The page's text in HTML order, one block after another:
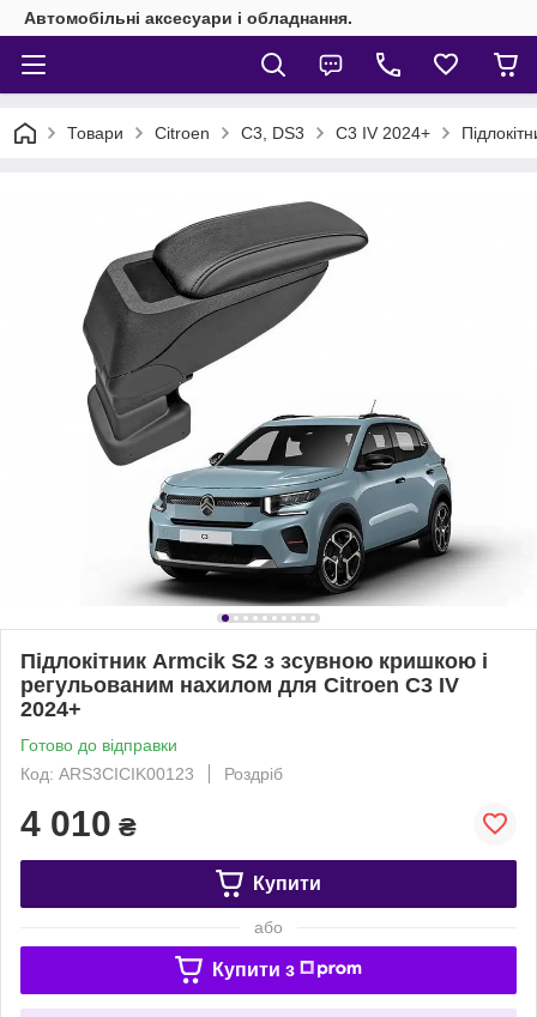
Автомобільні аксесуари і обладнання.
Товари Citroen C3, DS3 C3 IV 2024+
Підлокітник Armcik S2 з зсувною кришкою і
регульованим нахилом для Citroen C3 IV
2024+
Готово до відправки
Код: ARS3CICIK00123
Роздріб
4 010 ₴
Купити
або
Купити з